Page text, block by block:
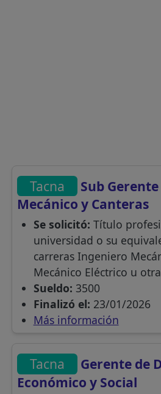
Tacna
Sub
Mecánico y Canteras
Se solicitó: Título
universidad o su
carreras Ingeniero
Mecánico Eléctrico u
Sueldo: 3500
Finalizó el: 23/01/2026
Más información
Tacna
Gerente de
Económico y Social